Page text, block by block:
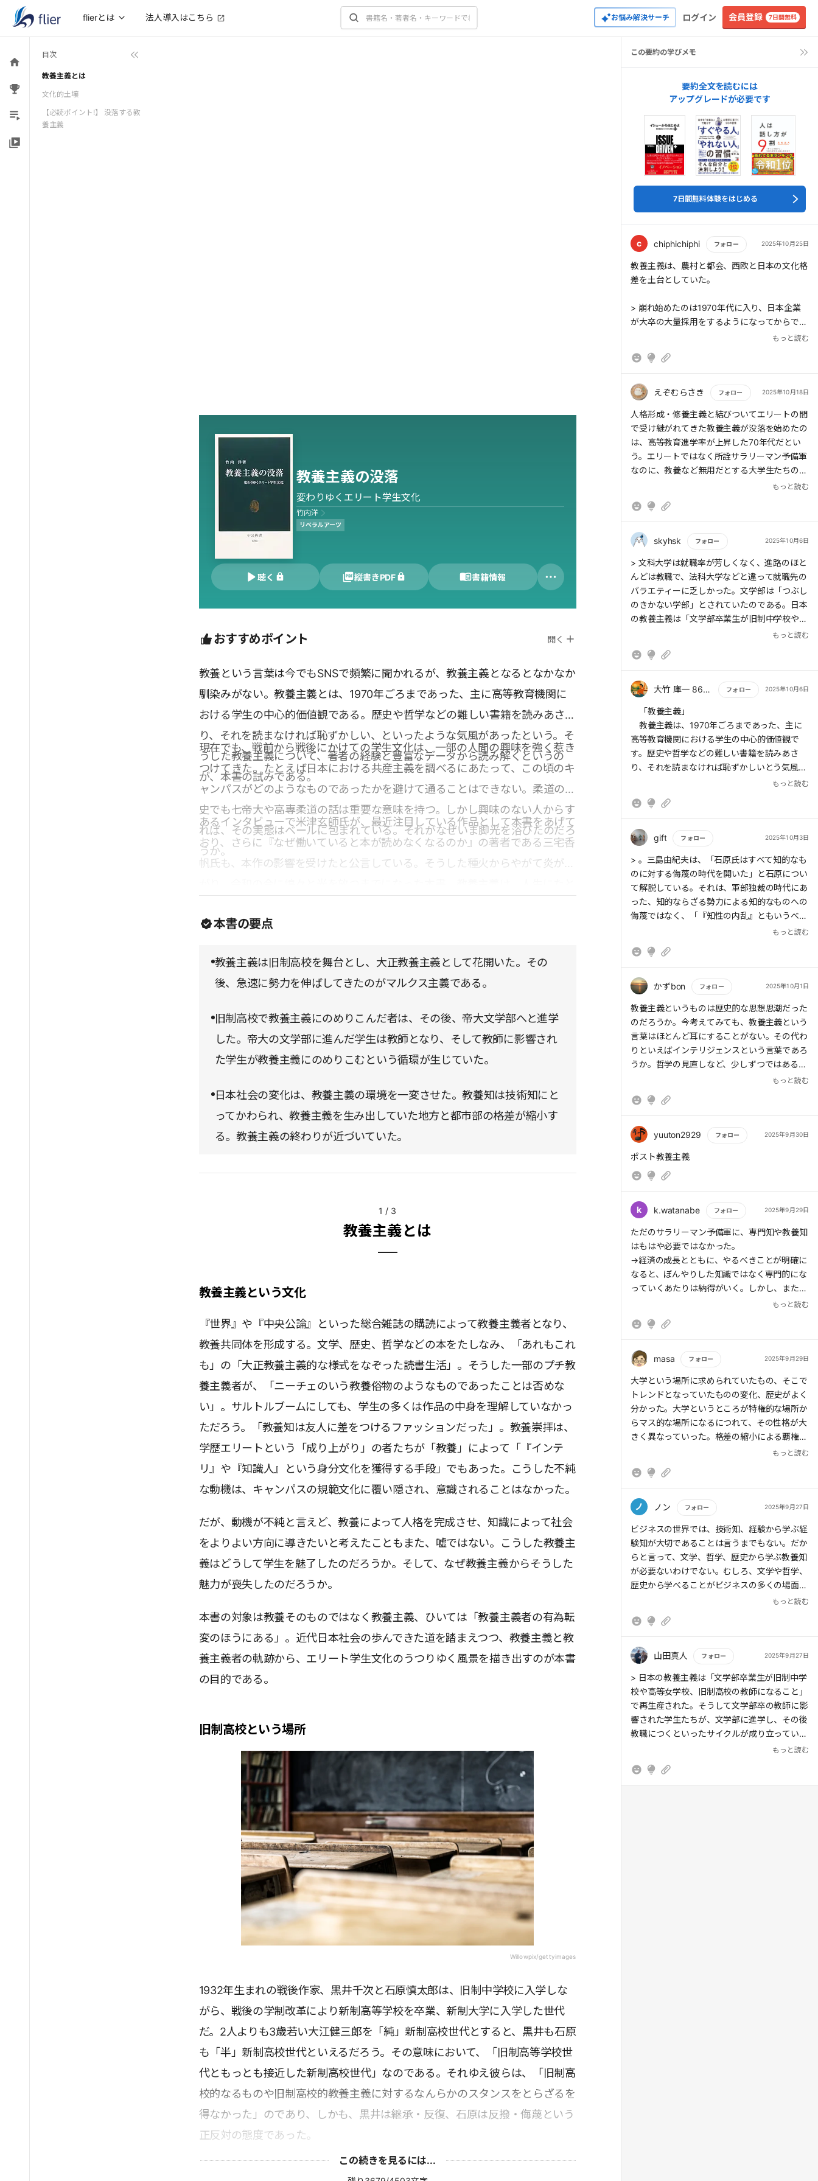
flierとは 法人導入はこちら お悩み解決サーチ ログイン 会員登録 7日間無料
目次
教養主義とは
文化的土壌
【必読ポイント!】 没落する教
養主義
教養主義の没落
変わりゆくエリート学生文化
竹内洋
リベラルアーツ
聴く 縦書きPDF 書籍情報
おすすめポイント 開く
教養という言葉は今でもSNSで頻繁に聞かれるが、教養主義となるとなかなか
馴染みがない。教養主義とは、1970年ごろまであった、主に高等教育機関に
おける学生の中心的価値観である。歴史や哲学などの難しい書籍を読みあさ
り、それを読まなければ恥ずかしい、といったような気風があったという。そ
うした教養主義について、著者の経験と豊富なデータから読み解くというの
が、本書の試みである。
現在でも、戦前から戦後にかけての学生文化は、一部の人間の興味を強く惹き
つけてきた。たとえば日本における共産主義を調べるにあたって、この頃のキ
ャンパスがどのようなものであったかを避けて通ることはできない。柔道の歴
史でも七帝大や高専柔道の話は重要な意味を持つ。しかし興味のない人からす
れば、その実態はベールに包まれている。それがなぜいま脚光を浴びたのだろ
うか。
あるインタビューで米津玄師氏が、最近注目している作品として本書をあげて
おり、さらに『なぜ働いていると本が読めなくなるのか』の著者である三宅香
帆氏も、本作の影響を受けたと公言している。そうした種火からやがて炎が上
た過去ではない。教養主義は日本に存在したし、そうした教養に魅了された人
で本書に共感するかもしれないし、新たな発見につながるかもしれない。
本書の要点
教養主義は旧制高校を舞台とし、大正教養主義として花開いた。その
後、急速に勢力を伸ばしてきたのがマルクス主義である。
旧制高校で教養主義にのめりこんだ者は、その後、帝大文学部へと進学
した。帝大の文学部に進んだ学生は教師となり、そして教師に影響され
た学生が教養主義にのめりこむという循環が生じていた。
日本社会の変化は、教養主義の環境を一変させた。教養知は技術知にと
ってかわられ、教養主義を生み出していた地方と都市部の格差が縮小す
る。教養主義の終わりが近づいていた。
1 / 3
教養主義とは
教養主義という文化
『世界』や『中央公論』といった総合雑誌の購読によって教養主義者となり、
教養共同体を形成する。文学、歴史、哲学などの本をたしなみ、「あれもこれ
も」の「大正教養主義的な様式をなぞった読書生活」。そうした一部のプチ教
養主義者が、「ニーチェのいう教養俗物のようなものであったことは否めな
い」。サルトルブームにしても、学生の多くは作品の中身を理解していなかっ
ただろう。「教養知は友人に差をつけるファッションだった」。教養崇拝は、
学歴エリートという「成り上がり」の者たちが「教養」によって「『インテ
リ』や『知識人』という身分文化を獲得する手段」でもあった。こうした不純
な動機は、キャンパスの規範文化に覆い隠され、意識されることはなかった。
だが、動機が不純と言えど、教養によって人格を完成させ、知識によって社会
をよりよい方向に導きたいと考えたこともまた、嘘ではない。こうした教養主
義はどうして学生を魅了したのだろうか。そして、なぜ教養主義からそうした
魅力が喪失したのだろうか。
本書の対象は教養そのものではなく教養主義、ひいては「教養主義者の有為転
変のほうにある」。近代日本社会の歩んできた道を踏まえつつ、教養主義と教
養主義者の軌跡から、エリート学生文化のうつりゆく風景を描き出すのが本書
の目的である。
旧制高校という場所
Willowpix/gettyimages
1932年生まれの戦後作家、黒井千次と石原慎太郎は、旧制中学校に入学しな
がら、戦後の学制改革により新制高等学校を卒業、新制大学に入学した世代
だ。2人よりも3歳若い大江健三郎を「純」新制高校世代とすると、黒井も石原
も「半」新制高校世代といえるだろう。その意味において、「旧制高等学校世
代ともっとも接近した新制高校世代」なのである。それゆえ彼らは、「旧制高
校的なるものや旧制高校的教養主義に対するなんらかのスタンスをとらざるを
得なかった」のであり、しかも、黒井は継承・反復、石原は反撥・侮蔑という
正反対の態度であった。
この続きを見るには...
この要約の学びメモ
要約全文を読むには
アップグレードが必要です
7日間無料体験をはじめる
c chiphichiphi フォロー 2025年10月25日
もっと読む
教養主義は、農村と都会、西欧と日本の文化格
差を土台としていた。
> 崩れ始めたのは1970年代に入り、日本企業
が大卒の大量採用をするようになってからであ
る。900人規模で採用するところもあらわれ、
なったりするわけではなくなった。ただのサラ
要ではなかった。
> 技術知からなる経営学ブームは、教養知が専
門知になりえた時代の終わりともいえる
もっと読む
えぞむらさき フォロー 2025年10月18日
もっと読む
人格形成・修養主義と結びついてエリートの間
で受け継がれてきた教養主義が没落を始めたの
は、高等教育進学率が上昇した70年代だとい
う。エリートではなく所詮サラリーマン予備軍
なのに、教養など無用だとする大学生たちの諦
念。一方、社会の側も、教養知ではなく専門知
に大学がレジャーランド化し教養主義が没落し
もっと読む
skyhsk フォロー 2025年10月6日
もっと読む
> 文科大学は就職率が芳しくなく、進路のほと
んどは教職で、法科大学などと違って就職先の
バラエティーに乏しかった。文学部は「つぶし
のきかない学部」とされていたのである。日本
の教養主義は「文学部卒業生が旧制中学校や高
等女学校、旧制高校の教師になること」で再生
た学生たちが、文学部に進学し、その後教職に
る。
◉ハビトゥス：長年の経験や環境によって個人
に身についた、無意識の知覚・思考・行動様式
> 1970年ごろまでの新規学卒労働市場では、
出身学部が進路を規定づけており、「大学が教
養知と専門知を伝達する場所であることは自
明」だった。
> 評論家の松本健一は1964年、「東京オリン
ピックの年を日本社会の転換点である」とし、
この社会変化のインパクトを敗戦よりも大きく
見積もる。「地方対中央、ムラ対都市、演歌対
ポピュラー、大衆文学対純文学、大衆対知識人
という近代日本の枠組み」がその年を境に終わ
りを告げたというのだ。
にもなると25%まで減少する。この頃になる
と、「農業以外の収入が農業の収入より多い二
種兼業農家が専業農家を追い越した」。冷蔵庫
などの耐久消費財と乗用車の普及率について
も、1960年代後半から急速に、農村と都市で
格差が縮小していく。1970年代以降は生活様
式の差も埋められ、貧しく寂しい農村なるもの
が消滅してしまった。
もっと読む
大竹 庫一 860×Kura フォロー 2025年10月6日
もっと読む
「教養主義」
教養主義は、1970年ごろまであった、主に
高等教育機関における学生の中心的価値観で
す。歴史や哲学などの難しい書籍を読みあさ
り、それを読まなければ恥ずかしいとう気風で
1960年代後半、学歴エリート文化である教
1963年、高等教育進学率が15%を超え、エリ
者においても大卒者が占める割合が急増し、
「大卒者のただのサラリーマン化が進行」しま
した。1970年ごろまでの新規学卒労働市場で
は、出身学部が進路を規定づけていました。大
学が教養知と専門知を伝達する場所であること
一所懸命に応援していきましょう。
もっと読む
gift フォロー 2025年10月3日
もっと読む
> 。三島由紀夫は、「石原氏はすべて知的なも
のに対する侮蔑の時代を開いた」と石原につい
て解説している。それは、軍部独裁の時代にあ
った、知的ならざる勢力による知的なものへの
侮蔑ではなく、「『知性の内乱』ともいうべき
もっと読む
かずbon フォロー 2025年10月1日
もっと読む
教養主義というものは歴史的な思想思潮だった
のだろうか。今考えてみても、教養主義という
言葉はほとんど耳にすることがない。その代わ
りといえばインテリジェンスという言葉であろ
うか。哲学の見直しなど、少しずつではあるが
新たな時代に即した新教養主義が改めて隆盛す
もっと読む
yuuton2929 フォロー 2025年9月30日
もっと読む
ポスト教養主義
k k.watanabe フォロー 2025年9月29日
もっと読む
ただのサラリーマン予備軍に、専門知や教養知
はもはや必要ではなかった。
→経済の成長とともに、やるべきことが明確に
なると、ぼんやりした知識ではなく専門的にな
っていくあたりは納得がいく。しかし、またや
るべきことが不明確になってきた現在において
もっと読む
masa フォロー 2025年9月29日
もっと読む
大学という場所に求められていたもの、そこで
トレンドとなっていたものの変化、歴史がよく
分かった。大学というところが特権的な場所か
らマス的な場所になるにつれて、その性格が大
きく異なっていった。格差の縮小による覇権の
崩壊、というロジックも興味深かった。格差や
とを改めて感じた。
もっと読む
ノ ノン フォロー 2025年9月27日
もっと読む
ビジネスの世界では、技術知、経験から学ぶ経
験知が大切であることは言うまでもない。だか
らと言って、文学、哲学、歴史から学ぶ教養知
が必要ないわけでない。むしろ、文学や哲学、
歴史から学べることがビジネスの多くの場面で
役立つと感じる。歴史を超えて、語り継がれる
ように思う
もっと読む
山田真人 フォロー 2025年9月27日
もっと読む
> 日本の教養主義は「文学部卒業生が旧制中学
校や高等女学校、旧制高校の教師になること」
で再生産された。そうして文学部卒の教師に影
響された学生たちが、文学部に進学し、その後
教職につくといったサイクルが成り立っていた
もっと読む